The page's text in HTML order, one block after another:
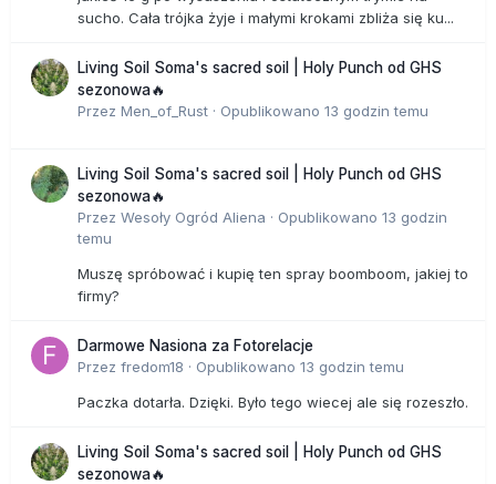
sucho. Cała trójka żyje i małymi krokami zbliża się ku...
Living Soil Soma's sacred soil | Holy Punch od GHS
sezonowa🔥
Przez Men_of_Rust · Opublikowano 13 godzin temu
Living Soil Soma's sacred soil | Holy Punch od GHS
sezonowa🔥
Przez Wesoły Ogród Aliena · Opublikowano 13 godzin
temu
Muszę spróbować i kupię ten spray boomboom, jakiej to
firmy?
Darmowe Nasiona za Fotorelacje
Przez fredom18 · Opublikowano 13 godzin temu
Paczka dotarła. Dzięki. Było tego wiecej ale się rozeszło.
Living Soil Soma's sacred soil | Holy Punch od GHS
sezonowa🔥